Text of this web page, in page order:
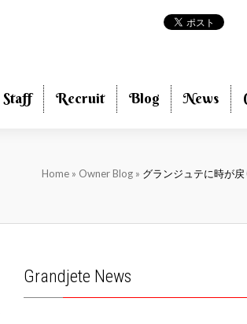
Staff Recruit Blog News
Home » Owner Blog » グランジュテに時が
Grandjete News